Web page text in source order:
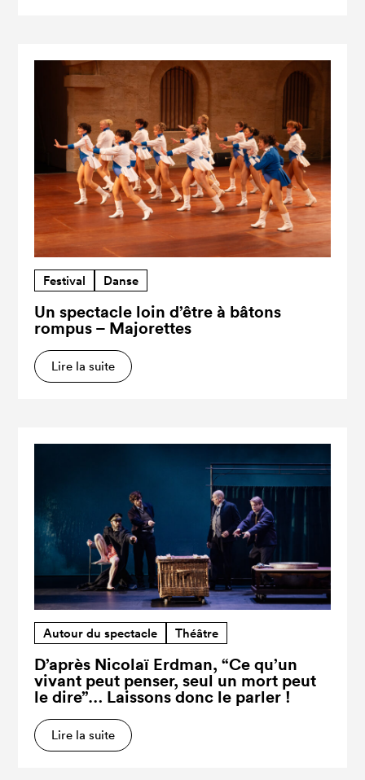
Festival Danse
Un spectacle loin d’être à bâtons
rompus – Majorettes
Lire la suite
Autour du spectacle Théâtre
D’après Nicolaï Erdman, “Ce qu’un
vivant peut penser, seul un mort peut
le dire”… Laissons donc le parler !
Lire la suite